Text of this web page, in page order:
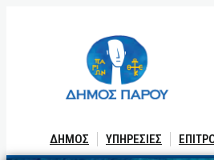
ΔΗΜΟΣ ΥΠΗΡΕΣΙΕΣ